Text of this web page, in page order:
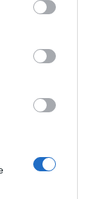
επιχείρηση
έργον να
το
απελπιστική.
τα πάντα.